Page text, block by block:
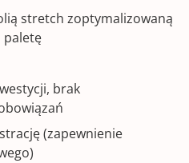
stretch zoptymalizowaną
paletę
brak
(zapewnienie